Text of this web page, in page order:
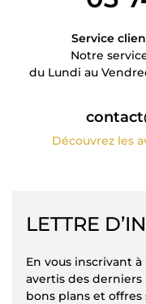
Service
Notre
du Lundi au
Découvrez les
LETTRE
En vous inscrivant
avertis des derniers
bons plans et offres